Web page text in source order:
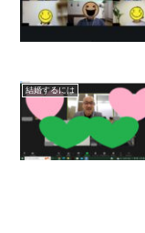
結婚するには